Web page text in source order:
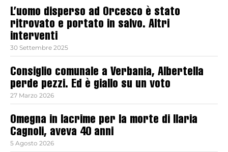
L’uomo disperso ad Orcesco è stato
ritrovato e portato in salvo. Altri
interventi
30 Settembre 2025
Consiglio comunale a Verbania, Albertella
perde pezzi. Ed è giallo su un voto
27 Marzo 2026
Omegna in lacrime per la morte di Ilaria
Cagnoli, aveva 40 anni
5 Agosto 2026